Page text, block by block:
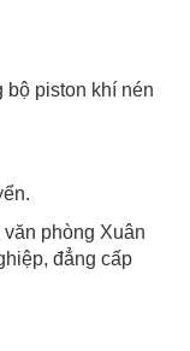
piston khí nén
phòng Xuân
đẳng cấp